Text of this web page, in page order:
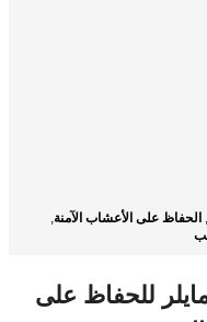
, الحفاظ على الأعشاب الآمنة,
للحفاظ على